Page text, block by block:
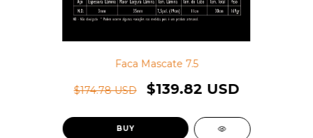
Faca Mascate 7.5
$174.78 USD $139.82 USD